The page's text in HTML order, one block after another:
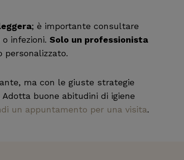
; è importante consultare
infezioni. Solo un professionista
ma con le giuste strategie
buone abitudini di igiene
un appuntamento per una visita.